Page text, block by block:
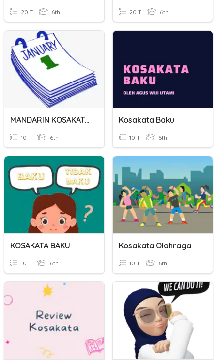
20 T 6th 20 T 6th
MANDARIN KOSAKATA 6.1
10 T 6th
Kosakata Baku
10 T 6th
KOSAKATA BAKU
10 T 6th
Kosakata Olahraga
10 T 6th